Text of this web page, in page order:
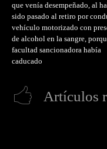
que venía desempeñado, al
sido pasado al retiro por
vehículo motorizado con
de alcohol en la sangre,
facultad sancionadora había
caducado
Artículos